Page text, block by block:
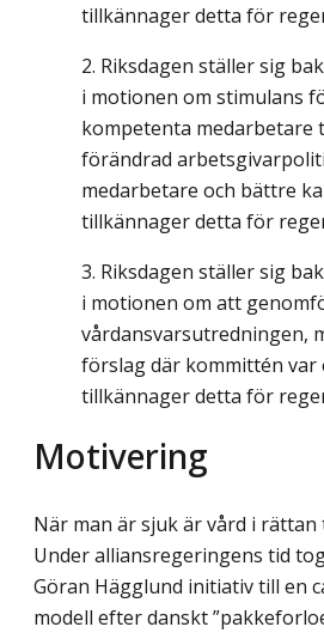
tillkännager detta för
Riksdagen ställer sig
i motionen om stimulans
kompetenta medarbetare
förändrad
medarbetare och bättre
tillkännager detta för
Riksdagen ställer sig
i motionen om att
vårdansvarsutredningen,
förslag där kommittén var
tillkännager detta för
Motivering
När man är sjuk är vård i rättan
Under alliansregeringens tid
Göran Hägglund initiativ till en
modell efter danskt